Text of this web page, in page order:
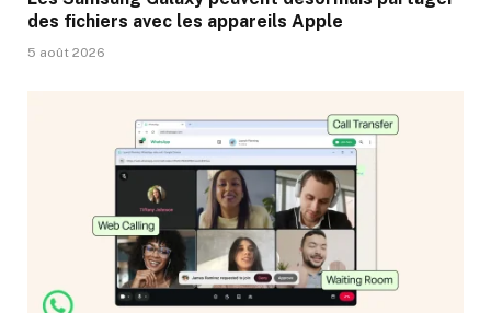
des fichiers avec les appareils Apple
5 août 2026